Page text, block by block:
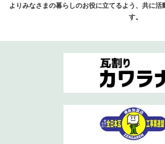
よりみなさまの暮らしのお役に立てるよう、共に
す。